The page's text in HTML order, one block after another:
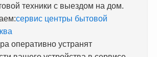
техники с выездом на дом.
сервис центры бытовой
оперативно устранят